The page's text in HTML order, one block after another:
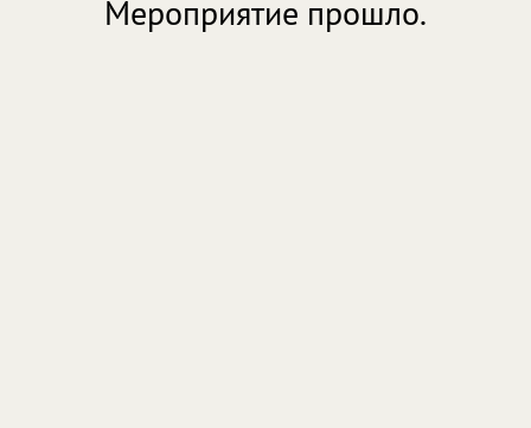
Мероприятие прошло.